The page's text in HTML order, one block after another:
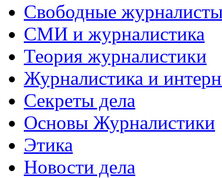
Свободные
СМИ и журналистика
Теория журналистики
Журналистика и
Секреты дела
Основы Журналистики
Этика
Новости дела